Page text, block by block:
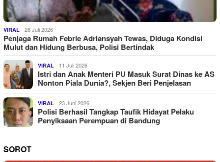
VIRAL 28 Juli 2026
Penjaga Rumah Febrie Adriansyah Tewas, Diduga Kondisi
Mulut dan Hidung Berbusa, Polisi Bertindak
VIRAL 11 Juli 2026
Istri dan Anak Menteri PU Masuk Surat Dinas ke AS
Nonton Piala Dunia?, Sekjen Beri Penjelasan
VIRAL 23 Juni 2026
Polisi Berhasil Tangkap Taufik Hidayat Pelaku
Penyiksaan Perempuan di Bandung
SOROT